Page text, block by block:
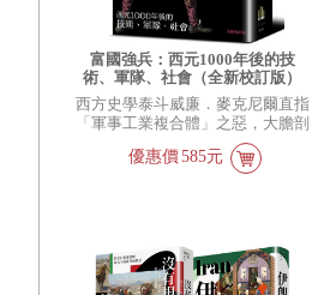
富國強兵：西元1000年後的技
術、軍隊、社會（全新校訂版）
西方史學泰斗威廉．麥克尼爾直指
「軍事工業複合體」之惡，大膽剖
析千年戰爭與歷史的犀利之作
優惠價585元